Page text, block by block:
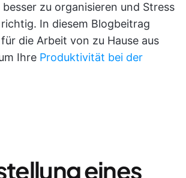
zu organisieren und Stress
In diesem Blogbeitrag
die Arbeit von zu Hause aus
Ihre Produktivität bei der
eines